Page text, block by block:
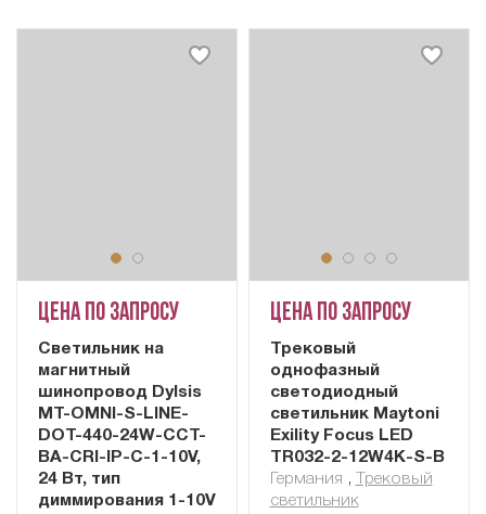
Цена по запросу
Cветильник на
магнитный
шинопровод Dylsis
MT-OMNI-S-LINE-
DOT-440-24W-CCT-
BA-CRI-IP-C-1-10V,
24 Вт, тип
диммирования 1-10V
Цена по запросу
Трековый
однофазный
светодиодный
светильник Maytoni
Exility Focus LED
TR032-2-12W4K-S-B
Германия ,
Трековый
светильник